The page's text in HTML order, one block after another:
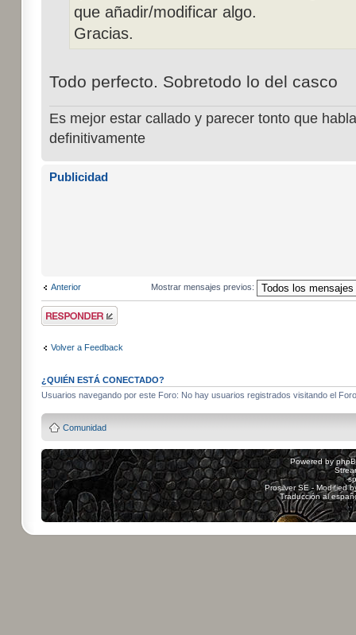
que añadir/modificar algo.
Gracias.
Todo perfecto. Sobretodo lo del casco
Es mejor estar callado y parecer tonto que
definitivamente
Publicidad
Anterior Mostrar mensajes previos:
Publicar una
respuesta
Volver a Feedback
¿QUIÉN ESTÁ CONECTADO?
Usuarios navegando por este Foro: No hay usuarios registrados visitando el
Comunidad
Powered by
Prosilver SE - Modified
Traducción al